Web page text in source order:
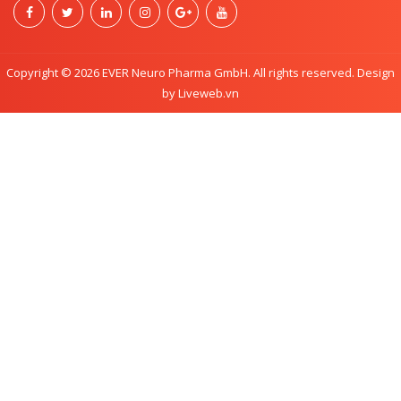
Copyright © 2026 EVER Neuro Pharma GmbH. All rights reserved. Design
by Liveweb.vn